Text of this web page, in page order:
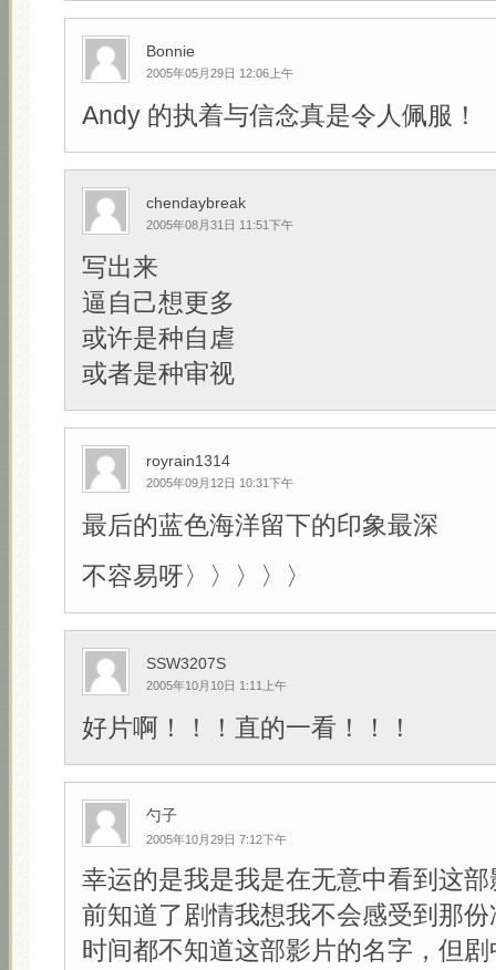
Bonnie
2005年05月29日 12:06上午
Andy 的执着与信念真是令人佩服！
chendaybreak
2005年08月31日 11:51下午
写出来
逼自己想更多
或许是种自虐
或者是种审视
royrain1314
2005年09月12日 10:31下午
最后的蓝色海洋留下的印象最深
不容易呀〉〉〉〉〉
SSW3207S
2005年10月10日 1:11上午
好片啊！！！直的一看！！！
勺子
2005年10月29日 7:12下午
幸运的是我是我是在无意中看到这
前知道了剧情我想我不会感受到那
时间都不知道这部影片的名字，但